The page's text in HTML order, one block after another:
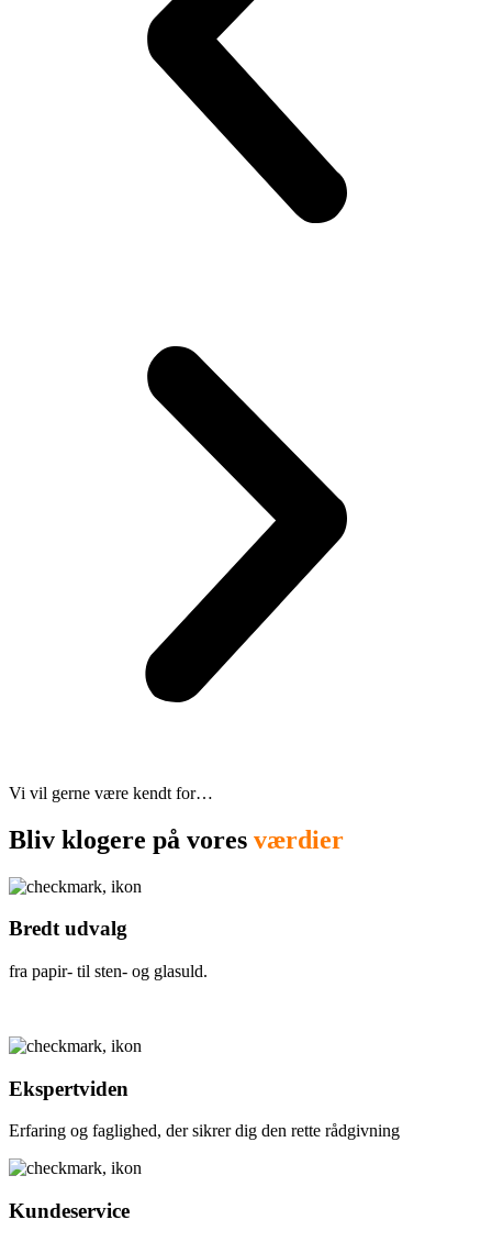
Vi vil gerne være kendt for…
Bliv klogere på vores værdier
Bredt udvalg
fra papir- til sten- og glasuld.
Ekspertviden
Erfaring og faglighed, der sikrer dig den rette rådgivning
Kundeservice